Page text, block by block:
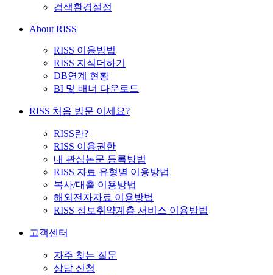
검색환경설정
About RISS
RISS 이용방법
RISS 지식더하기
DB연계 현황
BI 및 배너 다운로드
RISS 처음 방문 이세요?
RISS란?
RISS 이용권한
내 관심논문 등록방법
RISS 자료 유형별 이용방법
복사/대출 이용방법
해외전자자료 이용방법
RISS 정보취약계층 서비스 이용방법
고객센터
자주 찾는 질문
상담 신청